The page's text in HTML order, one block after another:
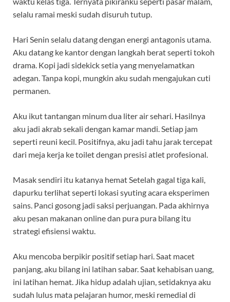
selalu ramai meski sudah disuruh tutup.
Hari Senin selalu datang dengan energi antagonis utama.
Aku datang ke kantor dengan langkah berat seperti tokoh
drama. Kopi jadi sidekick setia yang menyelamatkan
adegan. Tanpa kopi, mungkin aku sudah mengajukan cuti
permanen.
Aku ikut tantangan minum dua liter air sehari. Hasilnya
aku jadi akrab sekali dengan kamar mandi. Setiap jam
seperti reuni kecil. Positifnya, aku jadi tahu jarak tercepat
dari meja kerja ke toilet dengan presisi atlet profesional.
Masak sendiri itu katanya hemat Setelah gagal tiga kali,
dapurku terlihat seperti lokasi syuting acara eksperimen
sains. Panci gosong jadi saksi perjuangan. Pada akhirnya
aku pesan makanan online dan pura pura bilang itu
strategi efisiensi waktu.
Aku mencoba berpikir positif setiap hari. Saat macet
panjang, aku bilang ini latihan sabar. Saat kehabisan uang,
ini latihan hemat. Jika hidup adalah ujian, setidaknya aku
sudah lulus mata pelajaran humor, meski remedial di